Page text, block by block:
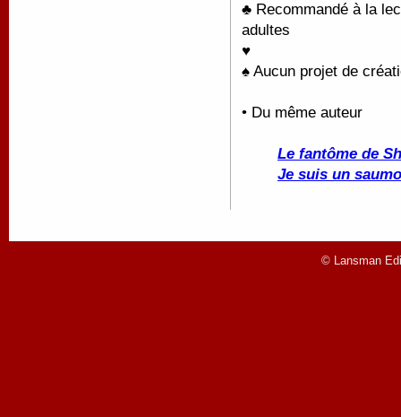
♣ Recommandé à la
adultes
♥
♠ Aucun projet de
• Du même auteur
Le fantôme de
Je suis un
© Lansman